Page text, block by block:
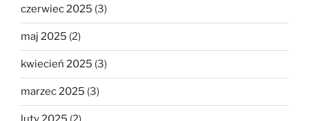
czerwiec 2025 (3)
maj 2025 (2)
kwiecień 2025 (3)
marzec 2025 (3)